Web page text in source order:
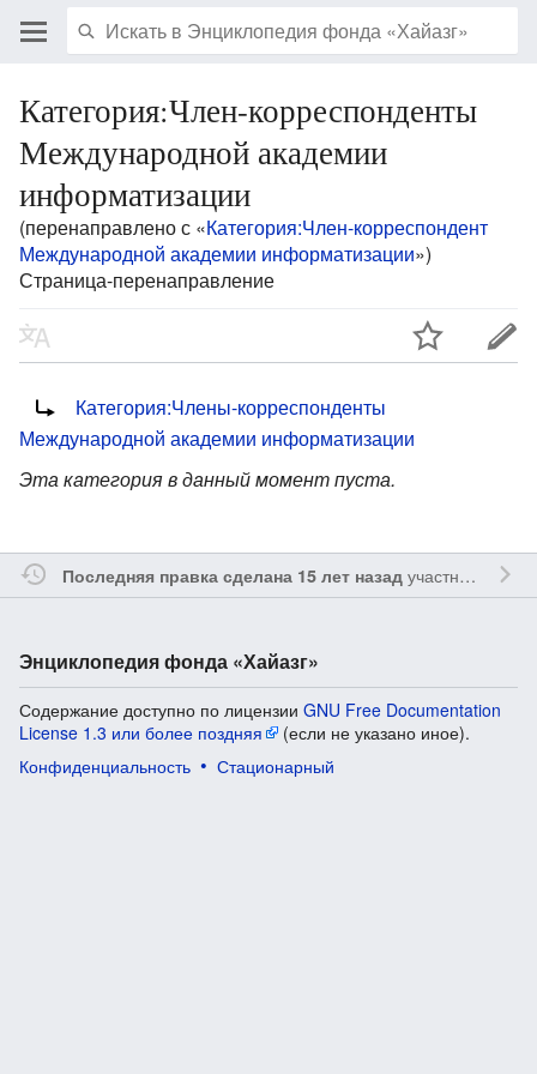
Категория:Член-корреспонденты
Международной академии
информатизации
(перенаправлено с «Категория:Член-корреспондент
Международной академии информатизации»)
Страница-перенаправление
Категория:Члены-корреспонденты
Международной академии информатизации
Эта категория в данный момент пуста.
Последняя правка сделана 15 лет назадучастником
Энциклопедия фонда «Хайазг»
Содержание доступно по лицензии GNU Free Documentation
License 1.3 или более поздняя
(если не указано иное).
Конфиденциальность
Стационарный